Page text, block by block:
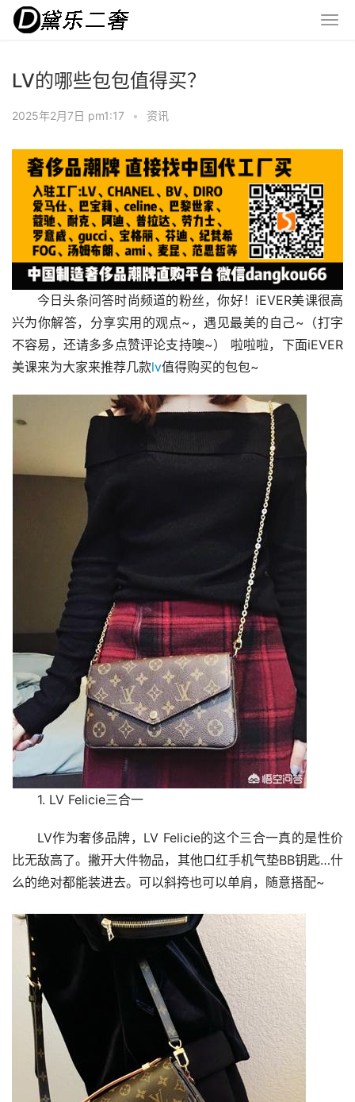
LV的哪些包包值得买？
2025年2月7日 pm1:17 • 资讯
今日头条问答时尚频道的粉丝，你好！iEVER美课很高
兴为你解答，分享实用的观点~，遇见最美的自己~（打字
不容易，还请多多点赞评论支持噢~） 啦啦啦，下面iEVER
美课来为大家来推荐几款lv值得购买的包包~
1. LV Felicie三合一
LV作为奢侈品牌，LV Felicie的这个三合一真的是性价
比无敌高了。撇开大件物品，其他口红手机气垫BB钥匙…什
么的绝对都能装进去。可以斜挎也可以单肩，随意搭配~